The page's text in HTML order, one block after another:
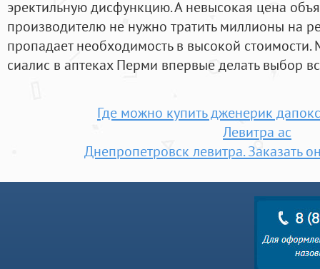
эректильную дисфункцию. А невысокая цена
производителю не нужно тратить миллионы на
пропадает необходимость в высокой
сиалис в аптеках Перми впервые делать выбор
Где можно купить дженерик
Левитра ac
Днепропетровск левитра. Заказать